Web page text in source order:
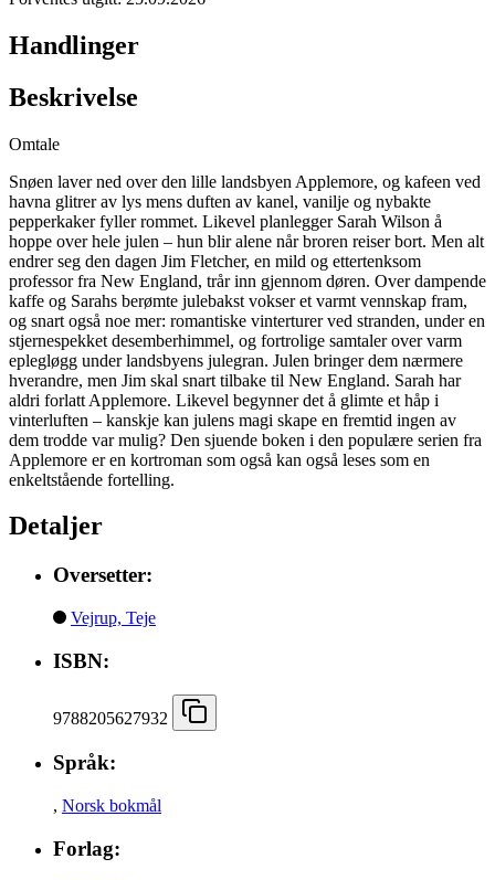
Handlinger
Beskrivelse
Omtale
Snøen laver ned over den lille landsbyen Applemore, og kafeen ved
havna glitrer av lys mens duften av kanel, vanilje og nybakte
pepperkaker fyller rommet. Likevel planlegger Sarah Wilson å
hoppe over hele julen – hun blir alene når broren reiser bort. Men alt
endrer seg den dagen Jim Fletcher, en mild og ettertenksom
professor fra New England, trår inn gjennom døren. Over dampende
kaffe og Sarahs berømte julebakst vokser et varmt vennskap fram,
og snart også noe mer: romantiske vinterturer ved stranden, under en
stjernespekket desemberhimmel, og fortrolige samtaler over varm
eplegløgg under landsbyens julegran. Julen bringer dem nærmere
hverandre, men Jim skal snart tilbake til New England. Sarah har
aldri forlatt Applemore. Likevel begynner det å glimte et håp i
vinterluften – kanskje kan julens magi skape en fremtid ingen av
dem trodde var mulig? Den sjuende boken i den populære serien fra
Applemore er en kortroman som også kan også leses som en
enkeltstående fortelling.
Detaljer
Oversetter:
Vejrup, Teje
ISBN:
9788205627932
Språk:
, Norsk bokmål
Forlag: